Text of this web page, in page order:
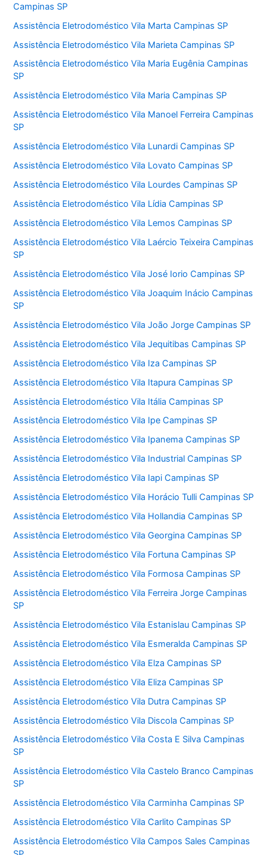
Campinas SP
Assistência Eletrodoméstico Vila Marta Campinas SP
Assistência Eletrodoméstico Vila Marieta Campinas SP
Assistência Eletrodoméstico Vila Maria Eugênia Campinas
SP
Assistência Eletrodoméstico Vila Maria Campinas SP
Assistência Eletrodoméstico Vila Manoel Ferreira Campinas
SP
Assistência Eletrodoméstico Vila Lunardi Campinas SP
Assistência Eletrodoméstico Vila Lovato Campinas SP
Assistência Eletrodoméstico Vila Lourdes Campinas SP
Assistência Eletrodoméstico Vila Lídia Campinas SP
Assistência Eletrodoméstico Vila Lemos Campinas SP
Assistência Eletrodoméstico Vila Laércio Teixeira Campinas
SP
Assistência Eletrodoméstico Vila José Iorio Campinas SP
Assistência Eletrodoméstico Vila Joaquim Inácio Campinas
SP
Assistência Eletrodoméstico Vila João Jorge Campinas SP
Assistência Eletrodoméstico Vila Jequitibas Campinas SP
Assistência Eletrodoméstico Vila Iza Campinas SP
Assistência Eletrodoméstico Vila Itapura Campinas SP
Assistência Eletrodoméstico Vila Itália Campinas SP
Assistência Eletrodoméstico Vila Ipe Campinas SP
Assistência Eletrodoméstico Vila Ipanema Campinas SP
Assistência Eletrodoméstico Vila Industrial Campinas SP
Assistência Eletrodoméstico Vila Iapi Campinas SP
Assistência Eletrodoméstico Vila Horácio Tulli Campinas SP
Assistência Eletrodoméstico Vila Hollandia Campinas SP
Assistência Eletrodoméstico Vila Georgina Campinas SP
Assistência Eletrodoméstico Vila Fortuna Campinas SP
Assistência Eletrodoméstico Vila Formosa Campinas SP
Assistência Eletrodoméstico Vila Ferreira Jorge Campinas
SP
Assistência Eletrodoméstico Vila Estanislau Campinas SP
Assistência Eletrodoméstico Vila Esmeralda Campinas SP
Assistência Eletrodoméstico Vila Elza Campinas SP
Assistência Eletrodoméstico Vila Eliza Campinas SP
Assistência Eletrodoméstico Vila Dutra Campinas SP
Assistência Eletrodoméstico Vila Discola Campinas SP
Assistência Eletrodoméstico Vila Costa E Silva Campinas
SP
Assistência Eletrodoméstico Vila Castelo Branco Campinas
SP
Assistência Eletrodoméstico Vila Carminha Campinas SP
Assistência Eletrodoméstico Vila Carlito Campinas SP
Assistência Eletrodoméstico Vila Campos Sales Campinas